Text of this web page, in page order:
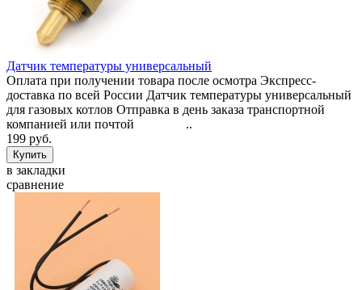
Датчик температуры универсальный
Оплата при получении товара после осмотра Экспресс-
доставка по всей России Датчик температуры универсальный
для газовых котлов Отправка в день заказа транспортной
компанией или почтой ..
199 руб.
в закладки
сравнение